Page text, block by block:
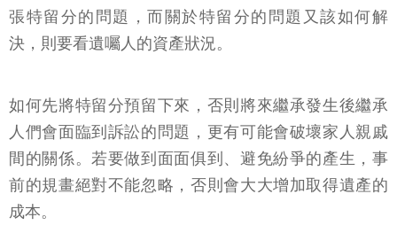
張特留分的問題，而關於特留分的問題又該如何解
決，則要看遺囑人的資產狀況。
如何先將特留分預留下來，否則將來繼承發生後繼承
人們會面臨到訴訟的問題，更有可能會破壞家人親戚
間的關係。若要做到面面俱到、避免紛爭的產生，事
前的規畫絕對不能忽略，否則會大大增加取得遺產的
成本。